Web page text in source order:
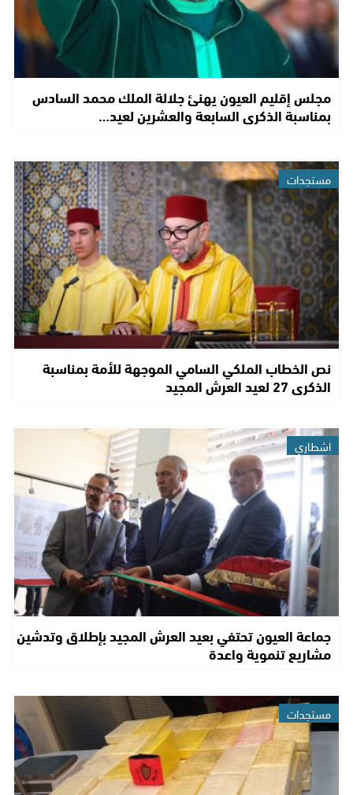
مجلس إقليم العيون يهنئ جلالة الملك محمد السادس
بمناسبة الذكرى السابعة والعشرين لعيد…
مستجدات
نص الخطاب الملكي السامي الموجهة للأمة بمناسبة
الذكرى 27 لعيد العرش المجيد
اشطاري
جماعة العيون تحتفي بعيد العرش المجيد بإطلاق وتدشين
مشاريع تنموية واعدة
مستجدات